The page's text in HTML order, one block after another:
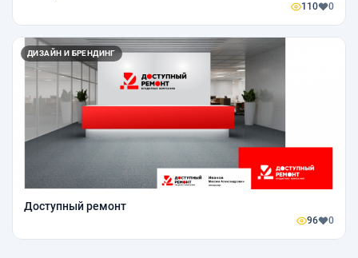
110 0
ДИЗАЙН И БРЕНДИНГ
Доступный ремонт
96 0